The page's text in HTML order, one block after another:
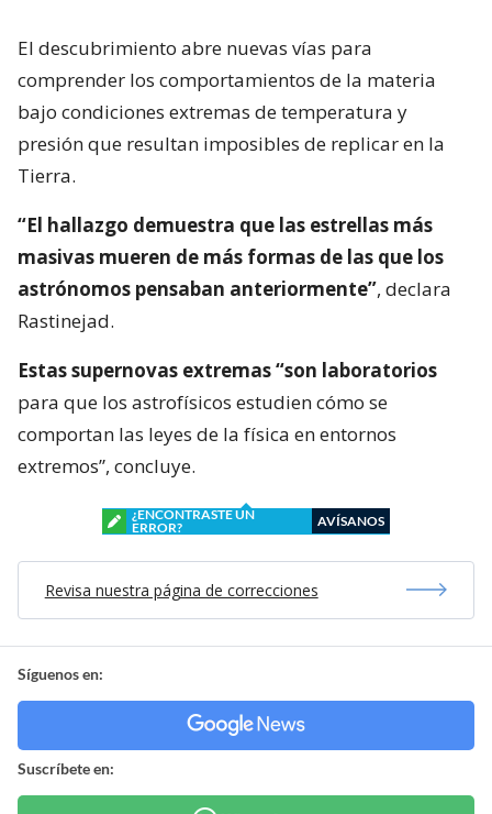
El descubrimiento abre nuevas vías para
comprender los comportamientos de la materia
bajo condiciones extremas de temperatura y
presión que resultan imposibles de replicar en la
Tierra.
“El hallazgo demuestra que las estrellas más
masivas mueren de más formas de las que los
astrónomos pensaban anteriormente”, declara
Rastinejad.
Estas supernovas extremas “son laboratorios
para que los astrofísicos estudien cómo se
comportan las leyes de la física en entornos
extremos”, concluye.
¿ENCONTRASTE UN
ERROR?
AVÍSANOS
Revisa nuestra página de correcciones
Síguenos en:
Suscríbete en: